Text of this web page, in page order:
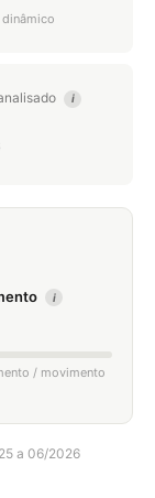
i
i
/ movimento
a 06/2026